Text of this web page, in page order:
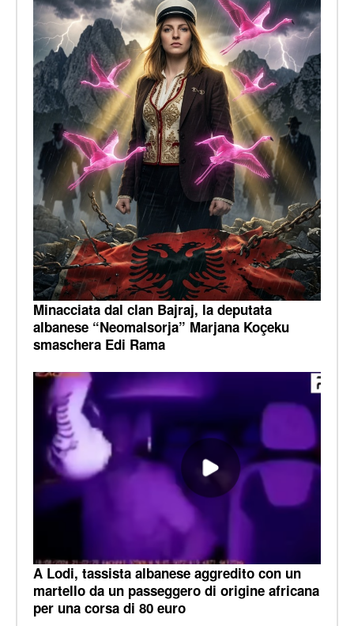
Minacciata dal clan Bajraj, la deputata
albanese “Neomalsorja” Marjana Koçeku
smaschera Edi Rama
A Lodi, tassista albanese aggredito con un
martello da un passeggero di origine africana
per una corsa di 80 euro